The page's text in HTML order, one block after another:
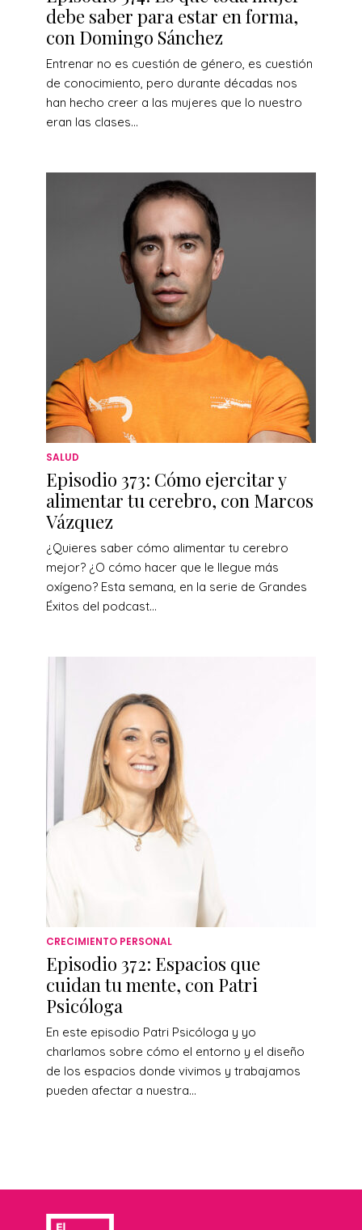
debe saber para estar en forma,
con Domingo Sánchez
Entrenar no es cuestión de género, es cuestión
de conocimiento, pero durante décadas nos
han hecho creer a las mujeres que lo nuestro
eran las clases...
SALUD
Episodio 373: Cómo ejercitar y
alimentar tu cerebro, con Marcos
Vázquez
¿Quieres saber cómo alimentar tu cerebro
mejor? ¿O cómo hacer que le llegue más
oxígeno? Esta semana, en la serie de Grandes
Éxitos del podcast...
CRECIMIENTO PERSONAL
Episodio 372: Espacios que
cuidan tu mente, con Patri
Psicóloga
En este episodio Patri Psicóloga y yo
charlamos sobre cómo el entorno y el diseño
de los espacios donde vivimos y trabajamos
pueden afectar a nuestra...